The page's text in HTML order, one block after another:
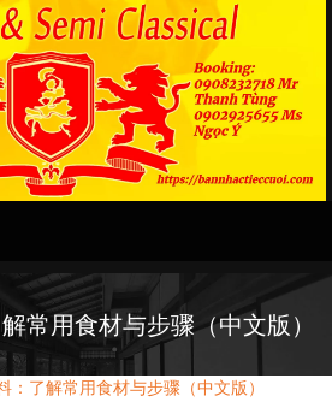
常用食材与步骤（中文版）
：了解常用食材与步骤（中文版）